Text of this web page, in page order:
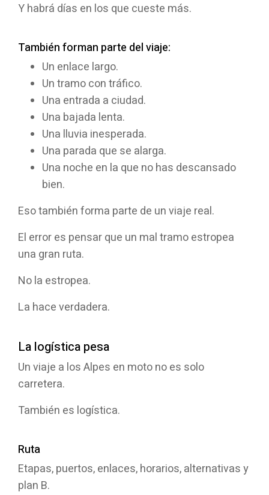
Y habrá días en los que cueste más.
También forman parte del viaje:
Un enlace largo.
Un tramo con tráfico.
Una entrada a ciudad.
Una bajada lenta.
Una lluvia inesperada.
Una parada que se alarga.
Una noche en la que no has descansado
bien.
Eso también forma parte de un viaje real.
El error es pensar que un mal tramo estropea
una gran ruta.
No la estropea.
La hace verdadera.
La logística pesa
Un viaje a los Alpes en moto no es solo
carretera.
También es logística.
Ruta
Etapas, puertos, enlaces, horarios, alternativas y
plan B.